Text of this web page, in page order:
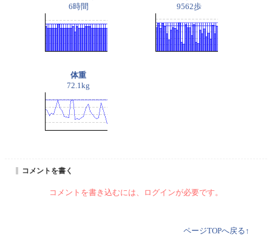
6時間
9562歩
体重
72.1kg
コメントを書く
コメントを書き込むには、ログインが必要です。
ページTOPへ戻る↑